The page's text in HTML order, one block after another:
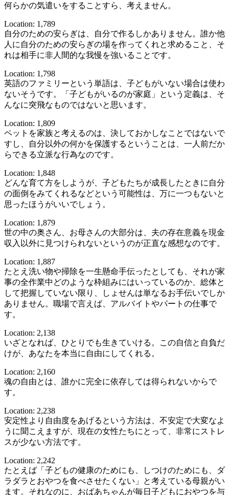
何らかの気遣いをすることすら、考えません。
Location: 1,789
自分のための安らぎは、自分で作るしかありません。誰か他
人に自分のための安らぎの場を作ってくれと求めること、そ
れは相手に非人間的な我慢を強いることです。
Location: 1,798
英語のファミリーという単語は、子どもがいない場合は使わ
ないそうです。「子どもがいるのが家庭」という定義は、そ
んなに突飛なものではないと思います。
Location: 1,809
ペットを家族と考えるのは、決しておかしなことではないで
すし、自分以外の何かを保護するということは、一人前だか
らできる立派な行為なのです。
Location: 1,848
どんな育て方をしようが、子どもたちが成長したときに自分
の面倒をみてくれるなどという可能性は、万に一つもないと
思ったほうがいいでしょう。
Location: 1,879
世の中の奥さん、お母さんの大部分は、夫の存在意義を現金
収入以外に見つけられないというのが正直な感想なのです。
Location: 1,887
たとえ洗い物や掃除を一生懸命手伝ったとしても、それが家
事の全作業中どのような枠組みにはいっているのか、総体と
して把握していない限り、しょせんは単なるお手伝いでしか
ありません。職場で言えば、アルバイトやパートの仕事で
す。
Location: 2,138
いざとなれば、ひとりでも生きていける。この自信と自負だ
けが、あなたを本当に自由にしてくれる。
Location: 2,160
魂の自由とは、誰かに完全に依存しては得られないからで
す。
Location: 2,238
安定性より自由度をあげるという方法は、不安定で大変なよ
うに聞こえますが、現在の女性たちにとって、非常にストレ
スが少ない方法です。
Location: 2,242
たとえば「子どもの健康のためにも、しつけのためにも、ダ
ラダラとおやつを食べさせたくない」と考えている母親がい
ます。それなのに、おばあちゃんが毎日子どもにおやつを与